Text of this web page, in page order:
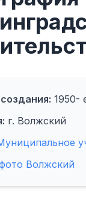
1950-
г. Волжский
Волжский